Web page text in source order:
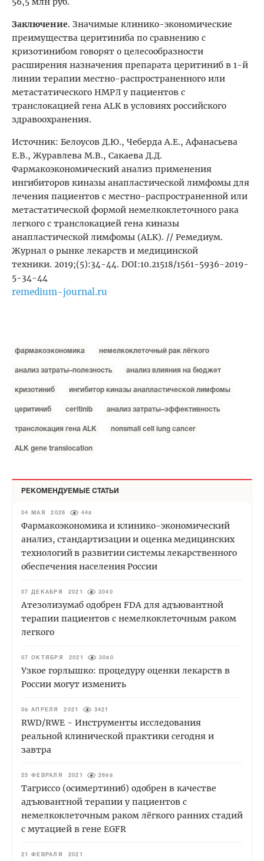
Заключение. Значимые клинико-экономические
преимущества церитиниба по сравнению с
кризотинибом говорят о целесообразности
расширения назначения препарата церитиниб в 1-й
линии терапии местно-распространенного или
метастатического НМРЛ у пациентов с
транслокацией гена ALK в условиях российского
здравоохранения.
Источник: Белоусов Д.Ю., Чеберда А.Е., Афанасьева
Е.В., Журавлева М.В., Сакаева Д.Д.
Фармакоэкономический анализ применения
ингибиторов киназы анапластической лимфомы для
лечения пациентов с местно-распространенной или
метастатической формой немелкоклеточного рака
легкого с транслокацией гена киназы
анапластической лимфомы (ALK). // Ремедиум.
Журнал о рынке лекарств и медицинской
техники. 2019;(5):34-44. DOI:10.21518/1561-5936-2019-
5-34-44
remedium-journal.ru
фармакоэкономика немелкоклеточный рак лёгкого
анализ затраты–полезность анализ влияния на бюджет
кризотиниб ингибитор киназы анапластической лимфомы
церитиниб ceritinib анализ затраты–эффективность
транслокация гена ALK nonsmall cell lung cancer
ALK gene translocation
РЕКОМЕНДУЕМЫЕ СТАТЬИ
04 МАЯ 2026 448
Фармакоэкономика и клинико-экономический
анализ, стандартизации и оценка медицинских
технологий в развитии системы лекарственного
обеспечения населения России
07 ДЕКАБРЯ 2021 3040
Атезолизумаб одобрен FDA для адъювантной
терапии пациентов с немелкоклеточным раком
легкого
07 ОКТЯБРЯ 2021 3080
Узкое горлышко: процедуру оценки лекарств в
России могут изменить
08 АПРЕЛЯ 2021 3421
RWD/RWE - Инструменты исследования
реальной клинической практики сегодня и
завтра
25 ФЕВРАЛЯ 2021 2698
Тагриссо (осимертиниб) одобрен в качестве
адъювантной терапии у пациентов с
немелкоклеточным раком лёгкого ранних стадий
с мутацией в гене EGFR
21 ФЕВРАЛЯ 2021